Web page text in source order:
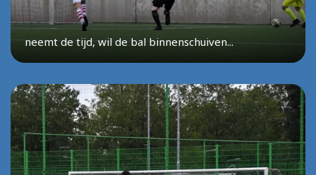
neemt de tijd, wil de bal binnenschuiven...